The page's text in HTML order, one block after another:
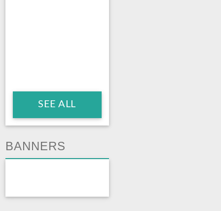
SEE ALL
BANNERS